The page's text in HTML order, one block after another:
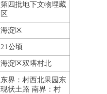
第四批地下文物埋藏
区
海淀区
21公顷
海淀区双塔村北
东界：村西北果园东
现状土路 南界：村